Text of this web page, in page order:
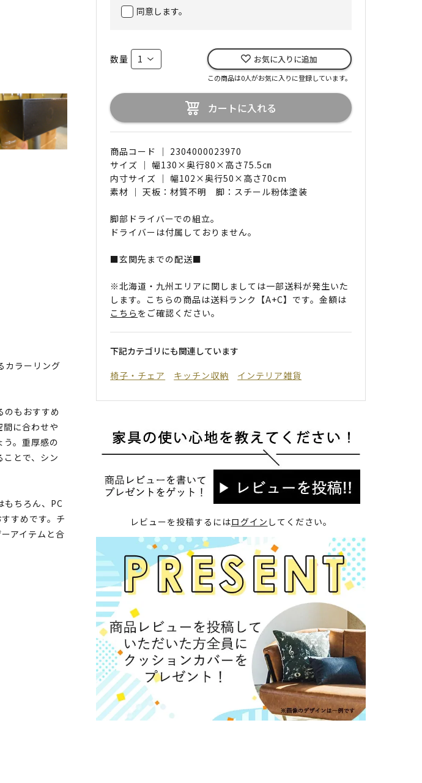
カラーリング
のもおすすめ
に合わせや
。重厚感の
とで、シン
ちろん、PC
すめです。チ
アイテムと合
同意します。
数量 お気に入りに追加
この商品は0人がお気に入りに登録しています。
カートに入れる
商品コード ｜ 2304000023970
サイズ ｜ 幅130×奥行80×高さ75.5㎝
内寸サイズ ｜ 幅102×奥行50×高さ70cm
素材 ｜ 天板：材質不明 脚：スチール粉体塗装
脚部ドライバーでの組立。
ドライバーは付属しておりません。
■玄関先までの配送■
※北海道・九州エリアに関しましては一部送料が発生いた
します。こちらの商品は送料ランク【A+C】です。金額は
こちら をご確認ください。
下記カテゴリにも関連しています
椅子・チェア
キッチン収納 インテリア雑貨
レビューを投稿するにはログイン してください。